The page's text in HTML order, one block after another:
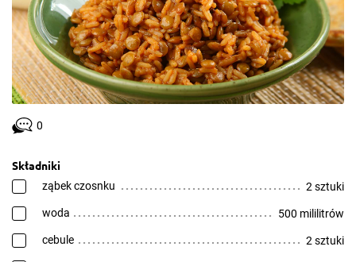
0
Składniki
ząbek czosnku 2 sztuki
woda 500 mililitrów
cebule 2 sztuki